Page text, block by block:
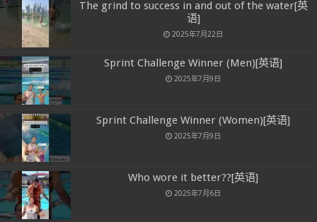
The grind to success in and out of the water[英
语]
2025年7月22日
Sprint Challenge Winner (Men)[英语]
2025年7月9日
Sprint Challenge Winner (Women)[英语]
2025年7月9日
Who wore it better??[英语]
2025年7月6日